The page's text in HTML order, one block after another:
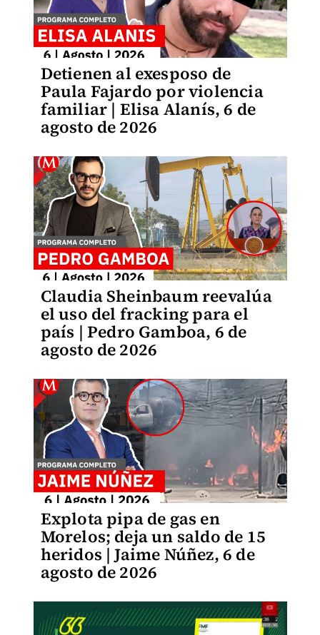
Detienen al exesposo de
Paula Fajardo por violencia
familiar | Elisa Alanís, 6 de
agosto de 2026
Claudia Sheinbaum reevalúa
el uso del fracking para el
país | Pedro Gamboa, 6 de
agosto de 2026
Explota pipa de gas en
Morelos; deja un saldo de 15
heridos | Jaime Núñez, 6 de
agosto de 2026